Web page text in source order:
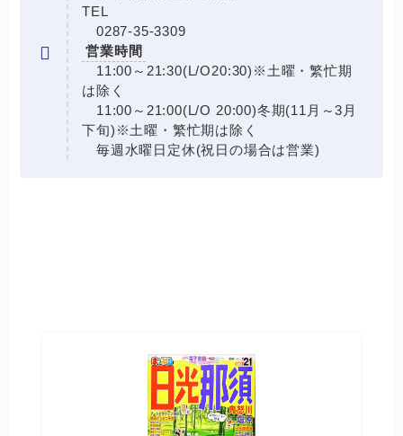
TEL
0287-35-3309
営業時間
11:00～21:30(L/O20:30)※土曜・繁忙期
は除く
11:00～21:00(L/O 20:00)冬期(11月～3月
下旬)※土曜・繁忙期は除く
毎週水曜日定休(祝日の場合は営業)